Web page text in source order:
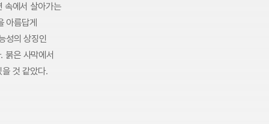
속에서 살아가는
아름답게
성의 상징인
붉은 사막에서
것 같았다.